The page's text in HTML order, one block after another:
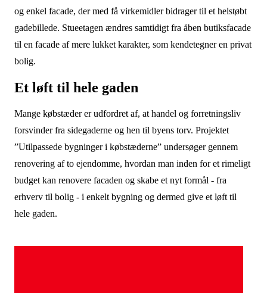
og enkel facade, der med få virkemidler bidrager til et helstøbt
gadebillede. Stueetagen ændres samtidigt fra åben butiksfacade
til en facade af mere lukket karakter, som kendetegner en privat
bolig.
Et løft til hele gaden
Mange købstæder er udfordret af, at handel og forretningsliv
forsvinder fra sidegaderne og hen til byens torv. Projektet
”Utilpassede bygninger i købstæderne” undersøger gennem
renovering af to ejendomme, hvordan man inden for et rimeligt
budget kan renovere facaden og skabe et nyt formål - fra
erhverv til bolig - i enkelt bygning og dermed give et løft til
hele gaden.